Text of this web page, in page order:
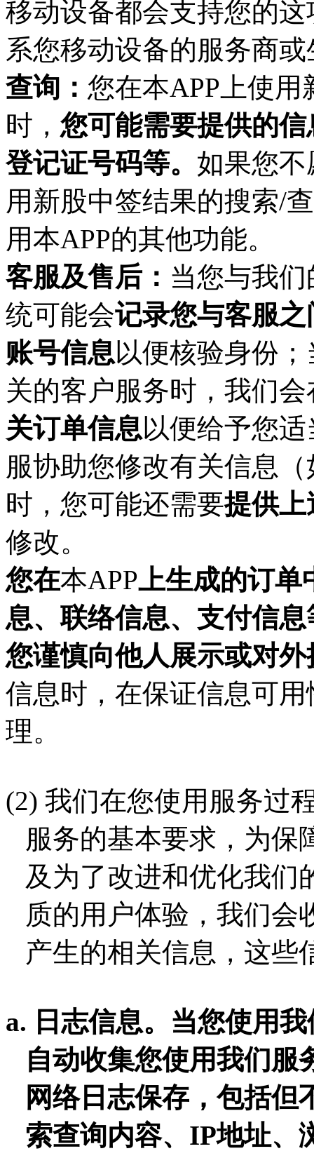
移动设备都会支持您的
系您移动设备的服务商
查询： 您在本APP 上使
时， 您可能需要提供的
登记证号码等。 如果您
用新股中签结果的搜索/
用本APP的其他功能。
客服及售后： 当您与我
统可能会记录您与客服
账号信息以便核验身份
关的客户服务时，我们
关订单信息以便给予您
服协助您修改有关信息
时，您可能还需要提供上
修改。
您在本APP上生成的订单
息、联络信息、支付信
您谨慎向他人展示或对外
信息时，在保证信息可
理。
(2) 我们在您使用服务过
服务的基本要求， 为保
及为了改进和优化我们
质的用户体验，我们会
产生的相关信息，这些
a. 日志信息。 当您使用
自动收集您使用我们服
网络日志保存，包括但
索查询内容、 IP地址、